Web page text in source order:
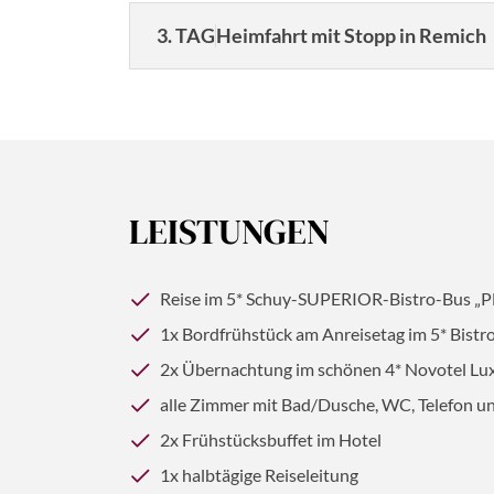
3. TAGHeimfahrt mit Stopp in Remich
©dudlajzov - stock.adobe.com
LEISTUNGEN
Reise im 5* Schuy-SUPERIOR-Bistro-Bus
1x Bordfrühstück am Anreisetag im 5*
2x Übernachtung im schönen 4* Novotel
alle Zimmer mit Bad/Dusche, WC, Telefon
2x Frühstücksbuffet im Hotel
1x halbtägige Reiseleitung